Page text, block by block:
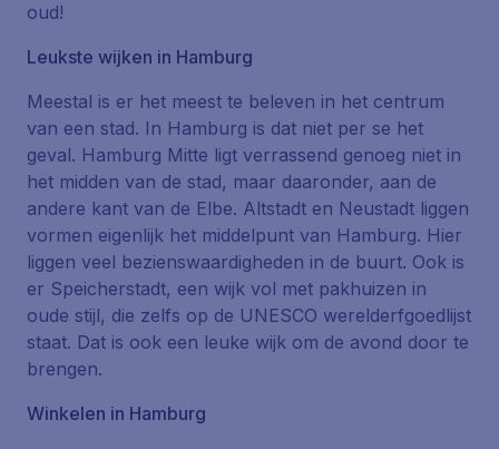
oud!
Leukste wijken in Hamburg
Meestal is er het meest te beleven in het centrum
van een stad. In Hamburg is dat niet per se het
geval. Hamburg Mitte ligt verrassend genoeg niet in
het midden van de stad, maar daaronder, aan de
andere kant van de Elbe. Altstadt en Neustadt liggen
vormen eigenlijk het middelpunt van Hamburg. Hier
liggen veel bezienswaardigheden in de buurt. Ook is
er Speicherstadt, een wijk vol met pakhuizen in
oude stijl, die zelfs op de UNESCO werelderfgoedlijst
staat. Dat is ook een leuke wijk om de avond door te
brengen.
Winkelen in Hamburg